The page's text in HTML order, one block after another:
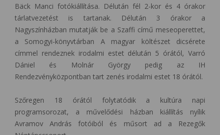
Bäck Manci fotókiállítása. Délután fél 2-kor és 4 órakor
tárlatvezetést is tartanak. Délután 3 órakor a
Nagyszínházban mutatják be a Szaffi című meseoperettet,
a Somogyi-könyvtárban A magyar költészet dicsérete
címmel rendeznek irodalmi estet délután 5 órától, Varró
Dániel és Molnár György pedig az IH
Rendezvényközpontban tart zenés irodalmi estet 18 órától.
Szőregen 18 órától folytatódik a kultúra napi
programsorozat, a művelődési házban kiállítás nyílik
Avramov András fotóiból és műsort ad a Rezegők